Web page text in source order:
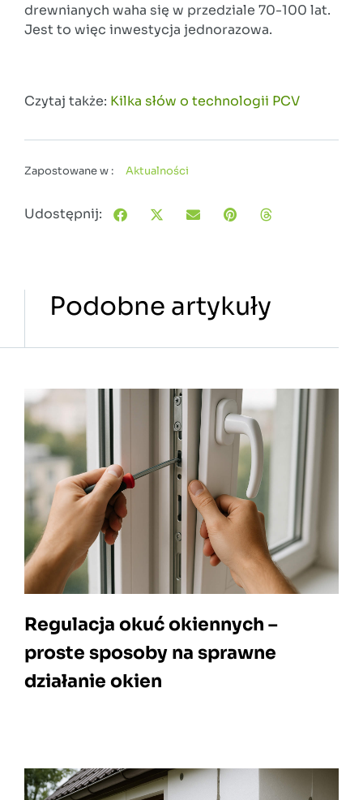
drewnianych waha się w przedziale 70-100 lat.
Jest to więc inwestycja jednorazowa.
Czytaj także: Kilka słów o technologii PCV
Zapostowane w : Aktualności
Udostępnij:
Podobne artykuły
Regulacja okuć okiennych –
proste sposoby na sprawne
działanie okien